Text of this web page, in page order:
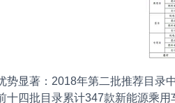
势显著：2018年第二批推荐目录
十四批目录累计347款新能源乘